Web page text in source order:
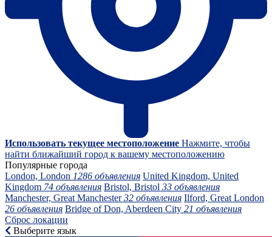
Использовать текущее местоположение Нажмите, чтобы
найти ближайший город к вашему местоположению
Популярные города
London, London 1286 объявления United Kingdom, United
Kingdom 74 объявления Bristol, Bristol 33 объявления
Manchester, Great Manchester32 объявления Ilford, Great London
26 объявления Bridge of Don, Aberdeen City 21 объявления
Сброс локации
Выберите язык